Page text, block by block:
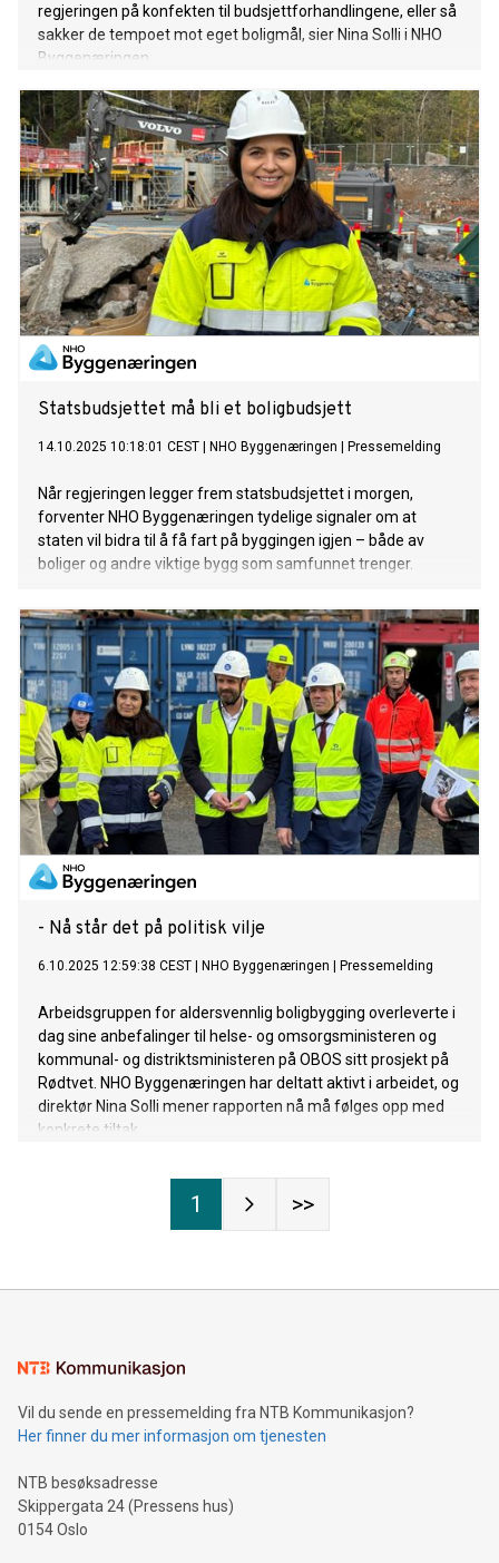
regjeringen på konfekten til budsjettforhandlingene, eller så
sakker de tempoet mot eget boligmål, sier Nina Solli i NHO
Byggenæringen.
Statsbudsjettet må bli et boligbudsjett
14.10.2025 10:18:01 CEST NHO Byggenæringen Pressemelding
Når regjeringen legger frem statsbudsjettet i morgen,
forventer NHO Byggenæringen tydelige signaler om at
staten vil bidra til å få fart på byggingen igjen – både av
boliger og andre viktige bygg som samfunnet trenger.
- Nå står det på politisk vilje
6.10.2025 12:59:38 CEST NHO Byggenæringen Pressemelding
Arbeidsgruppen for aldersvennlig boligbygging overleverte i
dag sine anbefalinger til helse- og omsorgsministeren og
kommunal- og distriktsministeren på OBOS sitt prosjekt på
Rødtvet. NHO Byggenæringen har deltatt aktivt i arbeidet, og
direktør Nina Solli mener rapporten nå må følges opp med
konkrete tiltak.
1 >>
Vil du sende en pressemelding fra NTB Kommunikasjon?
Her finner du mer informasjon om tjenesten
NTB besøksadresse
Skippergata 24 (Pressens hus)
0154 Oslo